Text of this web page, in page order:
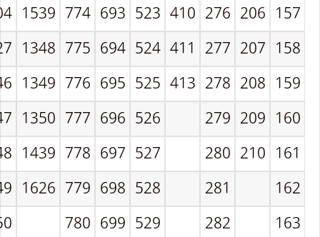
157
206
276
410
523
693
774
1539
158
207
277
411
524
694
775
1348
159
208
278
413
525
695
776
1349
160
209
279
526
696
777
1350
161
210
280
527
697
778
1439
162
281
528
698
779
1626
163
282
529
699
780